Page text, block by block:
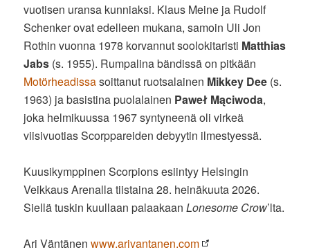
vuotisen uransa kunniaksi. Klaus Meine ja Rudolf
Schenker ovat edelleen mukana, samoin Uli Jon
Rothin vuonna 1978 korvannut soolokitaristi Matthias
Jabs (s. 1955). Rumpalina bändissä on pitkään
Motörheadissasoittanut ruotsalainen Mikkey Dee (s.
1963) ja basistina puolalainen Paweł Mąciwoda,
joka helmikuussa 1967 syntyneenä oli virkeä
viisivuotias Scorppareiden debyytin ilmestyessä.
Kuusikymppinen Scorpions esiintyy Helsingin
Veikkaus Arenalla tiistaina 28. heinäkuuta 2026.
Siellä tuskin kuullaan palaakaanLonesome Crow’lta.
Ari Väntänenwww.arivantanen.com